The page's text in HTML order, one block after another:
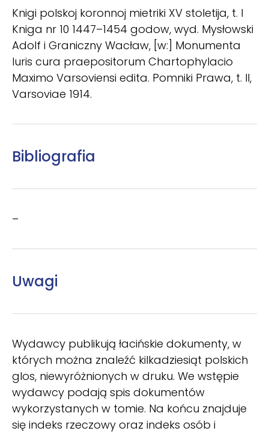
Knigi polskoj koronnoj mietriki XV stoletija, t. I
Kniga nr 10 1447–1454 godow, wyd. Mysłowski
Adolf i Graniczny Wacław, [w:] Monumenta
Iuris cura praepositorum Chartophylacio
Maximo Varsoviensi edita. Pomniki Prawa, t. II,
Varsoviae 1914.
Bibliografia
–
Uwagi
Wydawcy publikują łacińskie dokumenty, w
których można znaleźć kilkadziesiąt polskich
glos, niewyróżnionych w druku. We wstępie
wydawcy podają spis dokumentów
wykorzystanych w tomie. Na końcu znajduje
się indeks rzeczowy oraz indeks osób i